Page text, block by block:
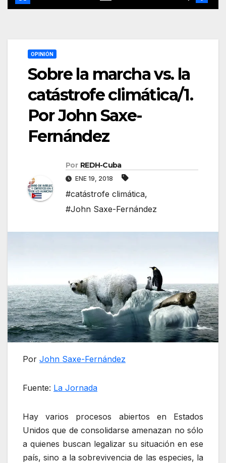
OPINIÓN
Sobre la marcha vs. la
catástrofe climática/1.
Por John Saxe-
Fernández
Por REDH-Cuba
ENE 19, 2018
#catástrofe climática,
#John Saxe-Fernández
Por John Saxe-Fernández
Fuente: La Jornada
Hay varios procesos abiertos en Estados
Unidos que de consolidarse amenazan no sólo
a quienes buscan legalizar su situación en ese
país, sino a la sobrevivencia de las especies, la